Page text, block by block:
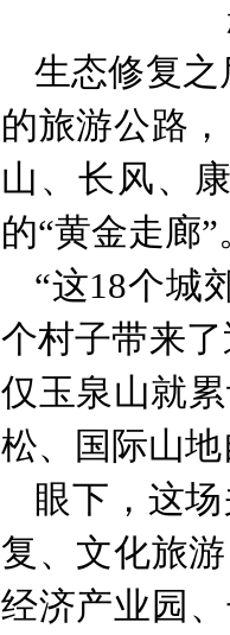
生态修复之
的旅游公路
山、长风、
的“黄金走廊”
“这18个城
个村子带来
仅玉泉山就
松、国际山
眼下，这
复、文化旅
经济产业园